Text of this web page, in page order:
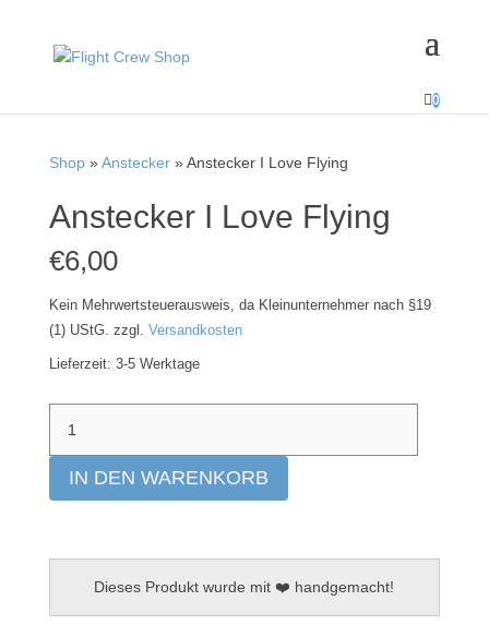
0
Shop»Anstecker» Anstecker I Love Flying
MADE
Anstecker I Love Flying
€6,00
Kein Mehrwertsteuerausweis, da Kleinunternehmer nach §19
(1) UStG. zzgl. Versandkosten
Lieferzeit: 3-5 Werktage
Love
Flying
IN DEN WARENKORB
Dieses Produkt wurde mit ❤️ handgemacht!